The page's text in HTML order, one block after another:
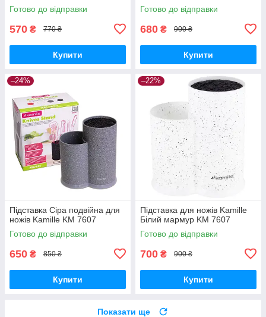
Готово до відправки
570 ₴ 770 ₴
Купити
Готово до відправки
680 ₴ 900 ₴
Купити
–24%
Підставка Сіра подвійна для
ножів Kamille KM 7607
Готово до відправки
650 ₴ 850 ₴
Купити
–22%
Підставка для ножів Kamille
Білий мармур KM 7607
Готово до відправки
700 ₴ 900 ₴
Купити
Показати ще